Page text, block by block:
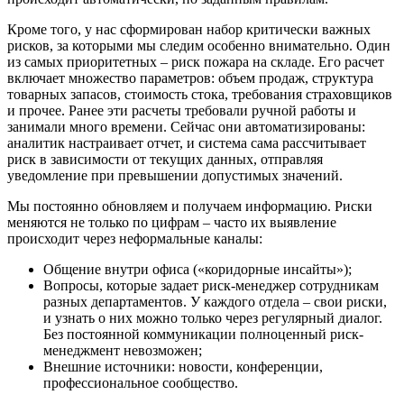
Кроме того, у нас сформирован набор критически важных
рисков, за которыми мы следим особенно внимательно. Один
из самых приоритетных – риск пожара на складе. Его расчет
включает множество параметров: объем продаж, структура
товарных запасов, стоимость стока, требования страховщиков
и прочее. Ранее эти расчеты требовали ручной работы и
занимали много времени. Сейчас они автоматизированы:
аналитик настраивает отчет, и система сама рассчитывает
риск в зависимости от текущих данных, отправляя
уведомление при превышении допустимых значений.
Мы постоянно обновляем и получаем информацию. Риски
меняются не только по цифрам – часто их выявление
происходит через неформальные каналы:
Общение внутри офиса («коридорные инсайты»);
Вопросы, которые задает риск-менеджер сотрудникам
разных департаментов. У каждого отдела – свои риски,
и узнать о них можно только через регулярный диалог.
Без постоянной коммуникации полноценный риск-
менеджмент невозможен;
Внешние источники: новости, конференции,
профессиональное сообщество.